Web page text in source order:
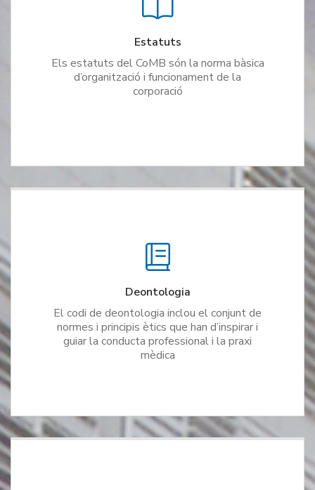
Estatuts
Els estatuts del CoMB són la norma bàsica
d’organització i funcionament de la
corporació
Deontologia
El codi de deontologia inclou el conjunt de
normes i principis ètics que han d’inspirar i
guiar la conducta professional i la praxi
mèdica